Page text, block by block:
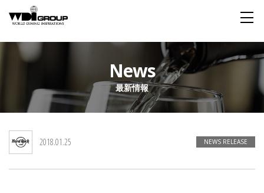
About WDI
WDI STANDARD
私たちが大切にするもの 舞台は世界
Social Responsibility Sustainability
News
最新情報
2018.01.25 NEWS RELEASE